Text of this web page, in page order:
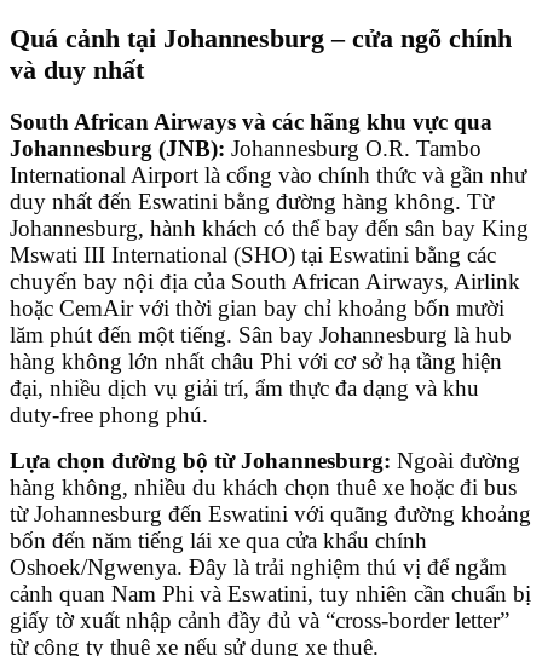
Quá cảnh tại Johannesburg – cửa ngõ chính
và duy nhất
South African Airways và các hãng khu vực qua
Johannesburg (JNB): Johannesburg O.R. Tambo
International Airport là cổng vào chính thức và gần như
duy nhất đến Eswatini bằng đường hàng không. Từ
Johannesburg, hành khách có thể bay đến sân bay King
Mswati III International (SHO) tại Eswatini bằng các
chuyến bay nội địa của South African Airways, Airlink
hoặc CemAir với thời gian bay chỉ khoảng bốn mười
lăm phút đến một tiếng. Sân bay Johannesburg là hub
hàng không lớn nhất châu Phi với cơ sở hạ tầng hiện
đại, nhiều dịch vụ giải trí, ẩm thực đa dạng và khu
duty-free phong phú.
Lựa chọn đường bộ từ Johannesburg: Ngoài đường
hàng không, nhiều du khách chọn thuê xe hoặc đi bus
từ Johannesburg đến Eswatini với quãng đường khoảng
bốn đến năm tiếng lái xe qua cửa khẩu chính
Oshoek/Ngwenya. Đây là trải nghiệm thú vị để ngắm
cảnh quan Nam Phi và Eswatini, tuy nhiên cần chuẩn bị
giấy tờ xuất nhập cảnh đầy đủ và “cross-border letter”
từ công ty thuê xe nếu sử dụng xe thuê.